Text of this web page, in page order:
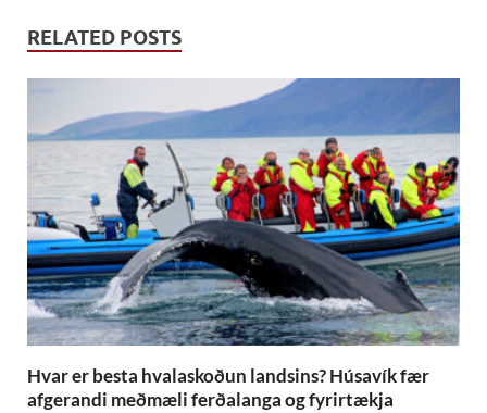
RELATED POSTS
Hvar er besta hvalaskoðun landsins? Húsavík fær
afgerandi meðmæli ferðalanga og fyrirtækja